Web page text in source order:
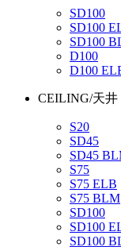
SD100
SD100
SD100
D100
D100
CEILING/天井
S20
SD45
SD45
S75
S75 ELB
S75 BLM
SD100
SD100
SD100